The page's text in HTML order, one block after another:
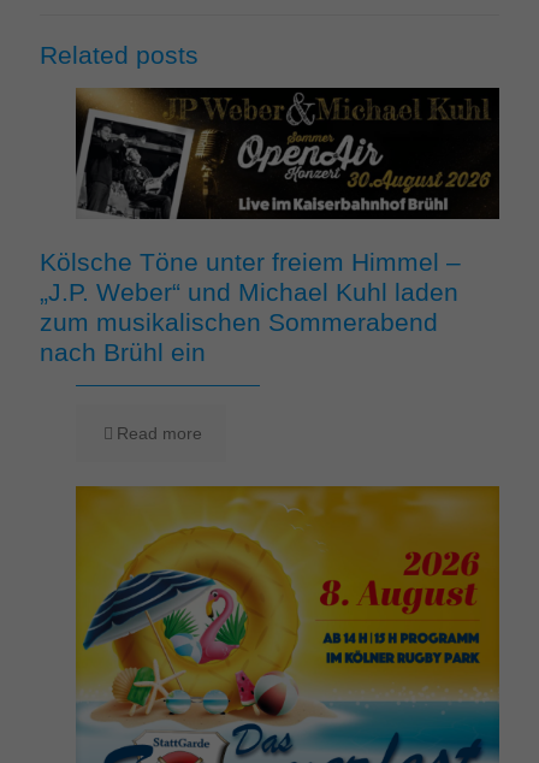
Related posts
Kölsche Töne unter freiem Himmel –
„J.P. Weber“ und Michael Kuhl laden
zum musikalischen Sommerabend
nach Brühl ein
Read more